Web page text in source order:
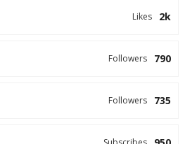
2k
Likes
790
Followers
735
Followers